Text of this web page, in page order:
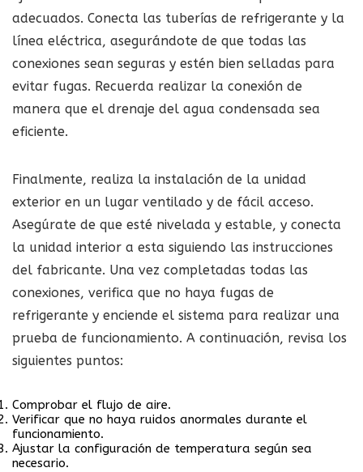
adecuados. Conecta las tuberías de refrigerante y la
línea eléctrica, asegurándote de que todas las
conexiones sean seguras y estén bien selladas para
evitar fugas. Recuerda realizar la conexión de
manera que el drenaje del agua condensada sea
eficiente.
Finalmente, realiza la instalación de la unidad
exterior en un lugar ventilado y de fácil acceso.
Asegúrate de que esté nivelada y estable, y conecta
la unidad interior a esta siguiendo las instrucciones
del fabricante. Una vez completadas todas las
conexiones, verifica que no haya fugas de
refrigerante y enciende el sistema para realizar una
prueba de funcionamiento. A continuación, revisa los
siguientes puntos:
Comprobar el flujo de aire.
Verificar que no haya ruidos anormales durante el
funcionamiento.
Ajustar la configuración de temperatura según sea
necesario.